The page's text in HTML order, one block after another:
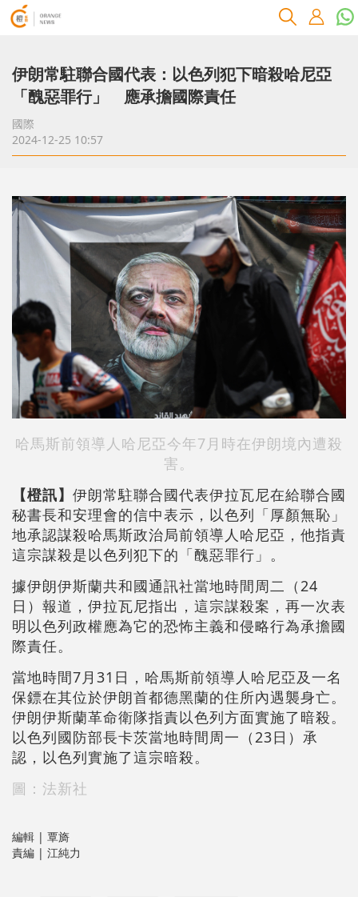
伊朗常駐聯合國代表：以色列犯下暗殺哈尼亞
「醜惡罪行」 應承擔國際責任
國際
2024-12-25 10:57
哈馬斯前領導人哈尼亞今年7月時在伊朗境內遭殺
害。
【橙訊】 伊朗常駐聯合國代表伊拉瓦尼在給聯合國
秘書長和安理會的信中表示，以色列「厚顏無恥」
地承認謀殺哈馬斯政治局前領導人哈尼亞，他指責
這宗謀殺是以色列犯下的「醜惡罪行」。
據伊朗伊斯蘭共和國通訊社當地時間周二（24
日）報道，伊拉瓦尼指出，這宗謀殺案，再一次表
明以色列政權應為它的恐怖主義和侵略行為承擔國
際責任。
當地時間7月31日，哈馬斯前領導人哈尼亞及一名
保鏢在其位於伊朗首都德黑蘭的住所內遇襲身亡。
伊朗伊斯蘭革命衛隊指責以色列方面實施了暗殺。
以色列國防部長卡茨當地時間周一（23日）承
認，以色列實施了這宗暗殺。
圖：法新社
編輯 | 覃旖
責編 | 江純力